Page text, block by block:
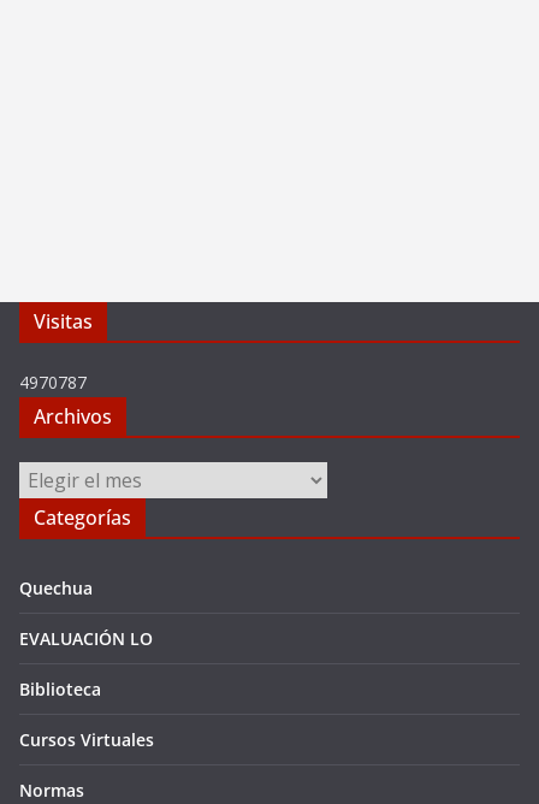
Visitas
4970787
Archivos
Archivos
Categorías
Quechua
EVALUACIÓN LO
Biblioteca
Cursos Virtuales
Normas